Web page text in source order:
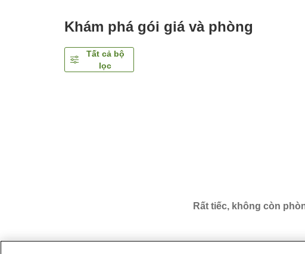
Khám phá gói giá và phòng
Tất cả bộ
lọc
Rất tiếc, không còn